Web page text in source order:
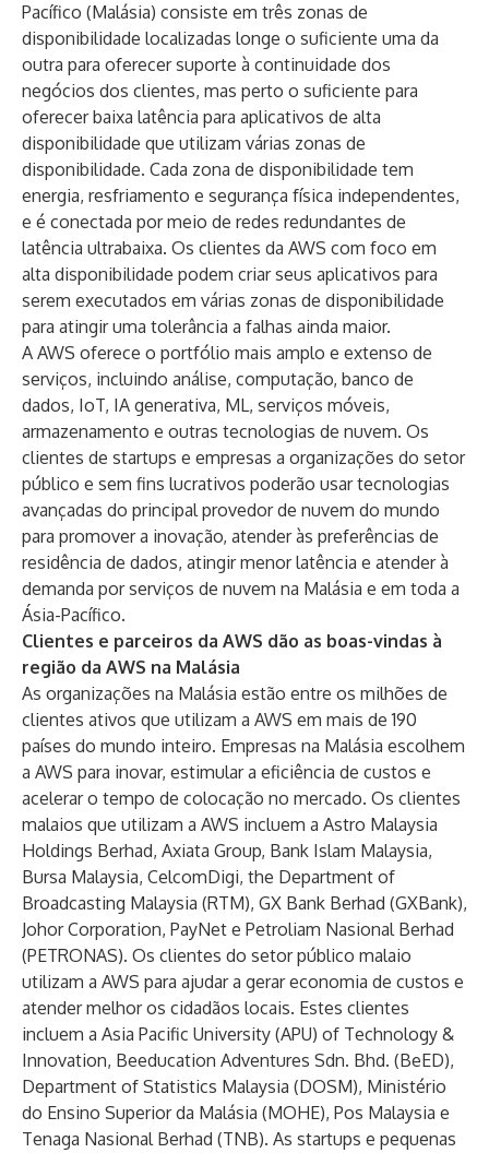
Pacífico (Malásia) consiste em três zonas de
disponibilidade localizadas longe o suficiente uma da
outra para oferecer suporte à continuidade dos
negócios dos clientes, mas perto o suficiente para
oferecer baixa latência para aplicativos de alta
disponibilidade que utilizam várias zonas de
disponibilidade. Cada zona de disponibilidade tem
energia, resfriamento e segurança física independentes,
e é conectada por meio de redes redundantes de
latência ultrabaixa. Os clientes da AWS com foco em
alta disponibilidade podem criar seus aplicativos para
serem executados em várias zonas de disponibilidade
para atingir uma tolerância a falhas ainda maior.
A AWS oferece o portfólio mais amplo e extenso de
serviços, incluindo análise, computação, banco de
dados, IoT, IA generativa, ML, serviços móveis,
armazenamento e outras tecnologias de nuvem. Os
clientes de startups e empresas a organizações do setor
público e sem fins lucrativos poderão usar tecnologias
avançadas do principal provedor de nuvem do mundo
para promover a inovação, atender às preferências de
residência de dados, atingir menor latência e atender à
demanda por serviços de nuvem na Malásia e em toda a
Ásia-Pacífico.
Clientes e parceiros da AWS dão as boas-vindas à
região da AWS na Malásia
As organizações na Malásia estão entre os milhões de
clientes ativos que utilizam a AWS em mais de 190
países do mundo inteiro. Empresas na Malásia escolhem
a AWS para inovar, estimular a eficiência de custos e
acelerar o tempo de colocação no mercado. Os clientes
malaios que utilizam a AWS incluem a Astro Malaysia
Holdings Berhad, Axiata Group, Bank Islam Malaysia,
Bursa Malaysia, CelcomDigi, the Department of
Broadcasting Malaysia (RTM), GX Bank Berhad (GXBank),
Johor Corporation, PayNet e Petroliam Nasional Berhad
(PETRONAS). Os clientes do setor público malaio
utilizam a AWS para ajudar a gerar economia de custos e
atender melhor os cidadãos locais. Estes clientes
incluem a Asia Pacific University (APU) of Technology &
Innovation, Beeducation Adventures Sdn. Bhd. (BeED),
Department of Statistics Malaysia (DOSM), Ministério
do Ensino Superior da Malásia (MOHE), Pos Malaysia e
Tenaga Nasional Berhad (TNB). As startups e pequenas